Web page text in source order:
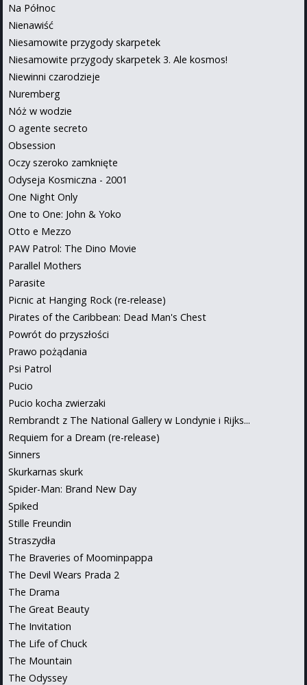
Na Północ
Nienawiść
Niesamowite przygody skarpetek
Niesamowite przygody skarpetek 3. Ale kosmos!
Niewinni czarodzieje
Nuremberg
Nóż w wodzie
O agente secreto
Obsession
Oczy szeroko zamknięte
Odyseja Kosmiczna - 2001
One Night Only
One to One: John & Yoko
Otto e Mezzo
PAW Patrol: The Dino Movie
Parallel Mothers
Parasite
Picnic at Hanging Rock (re-release)
Pirates of the Caribbean: Dead Man's Chest
Powrót do przyszłości
Prawo pożądania
Psi Patrol
Pucio
Pucio kocha zwierzaki
Rembrandt z The National Gallery w Londynie i Rijks...
Requiem for a Dream (re-release)
Sinners
Skurkarnas skurk
Spider-Man: Brand New Day
Spiked
Stille Freundin
Straszydła
The Braveries of Moominpappa
The Devil Wears Prada 2
The Drama
The Great Beauty
The Invitation
The Life of Chuck
The Mountain
The Odyssey